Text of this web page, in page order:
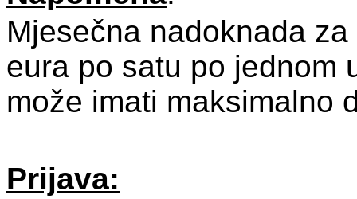
Mjesečna nadoknada
eura po satu po jednom
može imati maksimalno
Prijava: